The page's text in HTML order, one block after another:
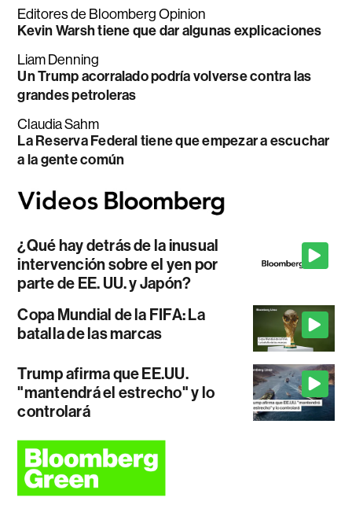
Editores de Bloomberg Opinion
Kevin Warsh tiene que dar algunas explicaciones
Liam Denning
Un Trump acorralado podría volverse contra las
grandes petroleras
Claudia Sahm
La Reserva Federal tiene que empezar a escuchar
a la gente común
¿Qué hay detrás de la inusual
intervención sobre el yen por
parte de EE. UU. y Japón?
Copa Mundial de la FIFA: La
batalla de las marcas
Trump afirma que EE.UU.
"mantendrá el estrecho" y lo
controlará